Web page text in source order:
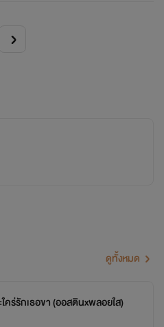
ดูทั้งหมด
คร่รักเธอขา (ออสตินxพลอยใส)